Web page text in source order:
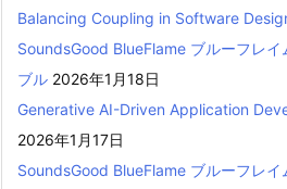
Balancing Coupling in Software
SoundsGood BlueFlame ブルーフレ
ブル 2026年1月18日
Generative AI-Driven Application
2026年1月17日
SoundsGood BlueFlame ブルーフレ